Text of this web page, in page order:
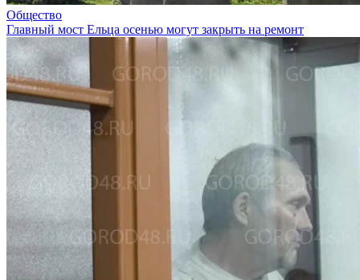
Общество
Главный мост Ельца осенью могут закрыть на ремонт